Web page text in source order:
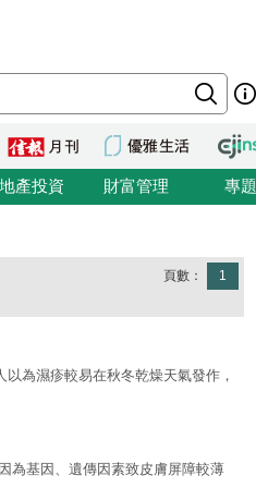
地產投資 財富管理 專題
頁數： 1
為濕疹較易在秋冬乾燥天氣發作，
為基因、遺傳因素致皮膚屏障較薄